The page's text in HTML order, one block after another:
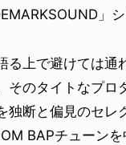
」
上で避けては通
のタイトなプロ
独断と偏見のセレ
BAPチューン